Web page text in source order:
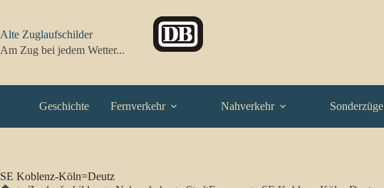
springen
Alte Zuglaufschilder
Am Zug bei jedem Wetter...
Geschichte Fernverkehr Nahverkehr Sonderzüge
SE Koblenz-Köln=Deutz